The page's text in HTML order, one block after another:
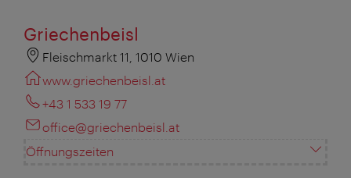
Griechenbeisl
Fleischmarkt 11, 1010 Wien
www.griechenbeisl.at
+43 1 533 19 77
office@griechenbeisl.at
Öffnungszeiten